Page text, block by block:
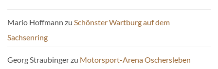
Mario Hoffmann zu Schönster Wartburg auf dem
Sachsenring
Georg Straubingerzu Motorsport-Arena Oschersleben